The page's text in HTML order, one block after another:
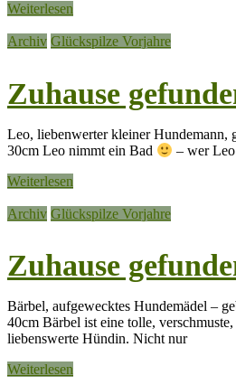
Weiterlesen
Archiv Glückspilze Vorjahre
Zuhause
Leo, liebenwerter kleiner Hundemann,
30cm Leo nimmt ein Bad
– wer
Weiterlesen
Archiv Glückspilze Vorjahre
Zuhause
Bärbel, aufgewecktes Hundemädel –
40cm Bärbel ist eine tolle,
liebenswerte Hündin. Nicht nur
Weiterlesen